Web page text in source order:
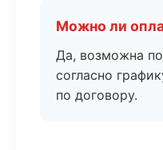
Можно ли
Да, возможна
согласно
по договору.